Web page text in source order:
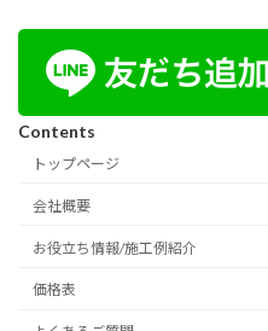
Contents
トップページ
会社概要
お役立ち情報/施工例紹介
価格表